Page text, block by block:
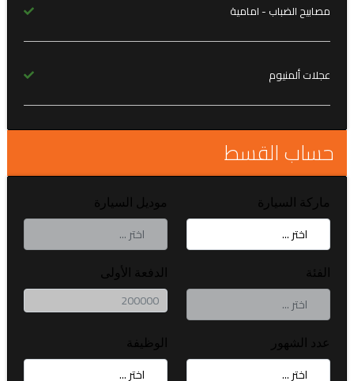
مصابيح الضباب - امامية
عجلات ألمنيوم
حساب القسط
ماركة السيارة موديل السيارة
الفئة الدفعة الأولى
عدد الشهور الوظيفة